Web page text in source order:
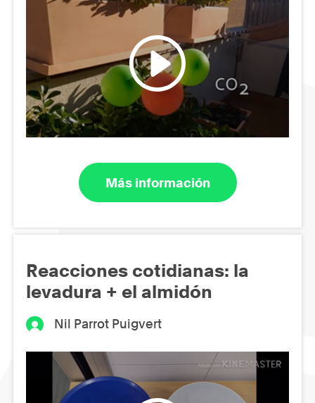
Más información
Reacciones cotidianas: la
levadura + el almidón
Nil Parrot Puigvert